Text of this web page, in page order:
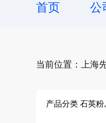
首页 公
当前位置：上海
产品分类 石英粉